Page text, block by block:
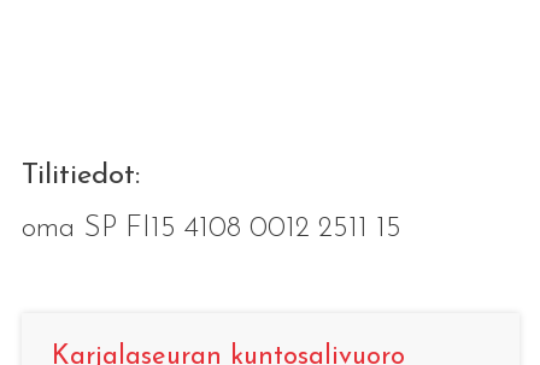
Tilitiedot:
oma SP FI15 4108 0012 2511 15
Karjalaseuran kuntosalivuoro